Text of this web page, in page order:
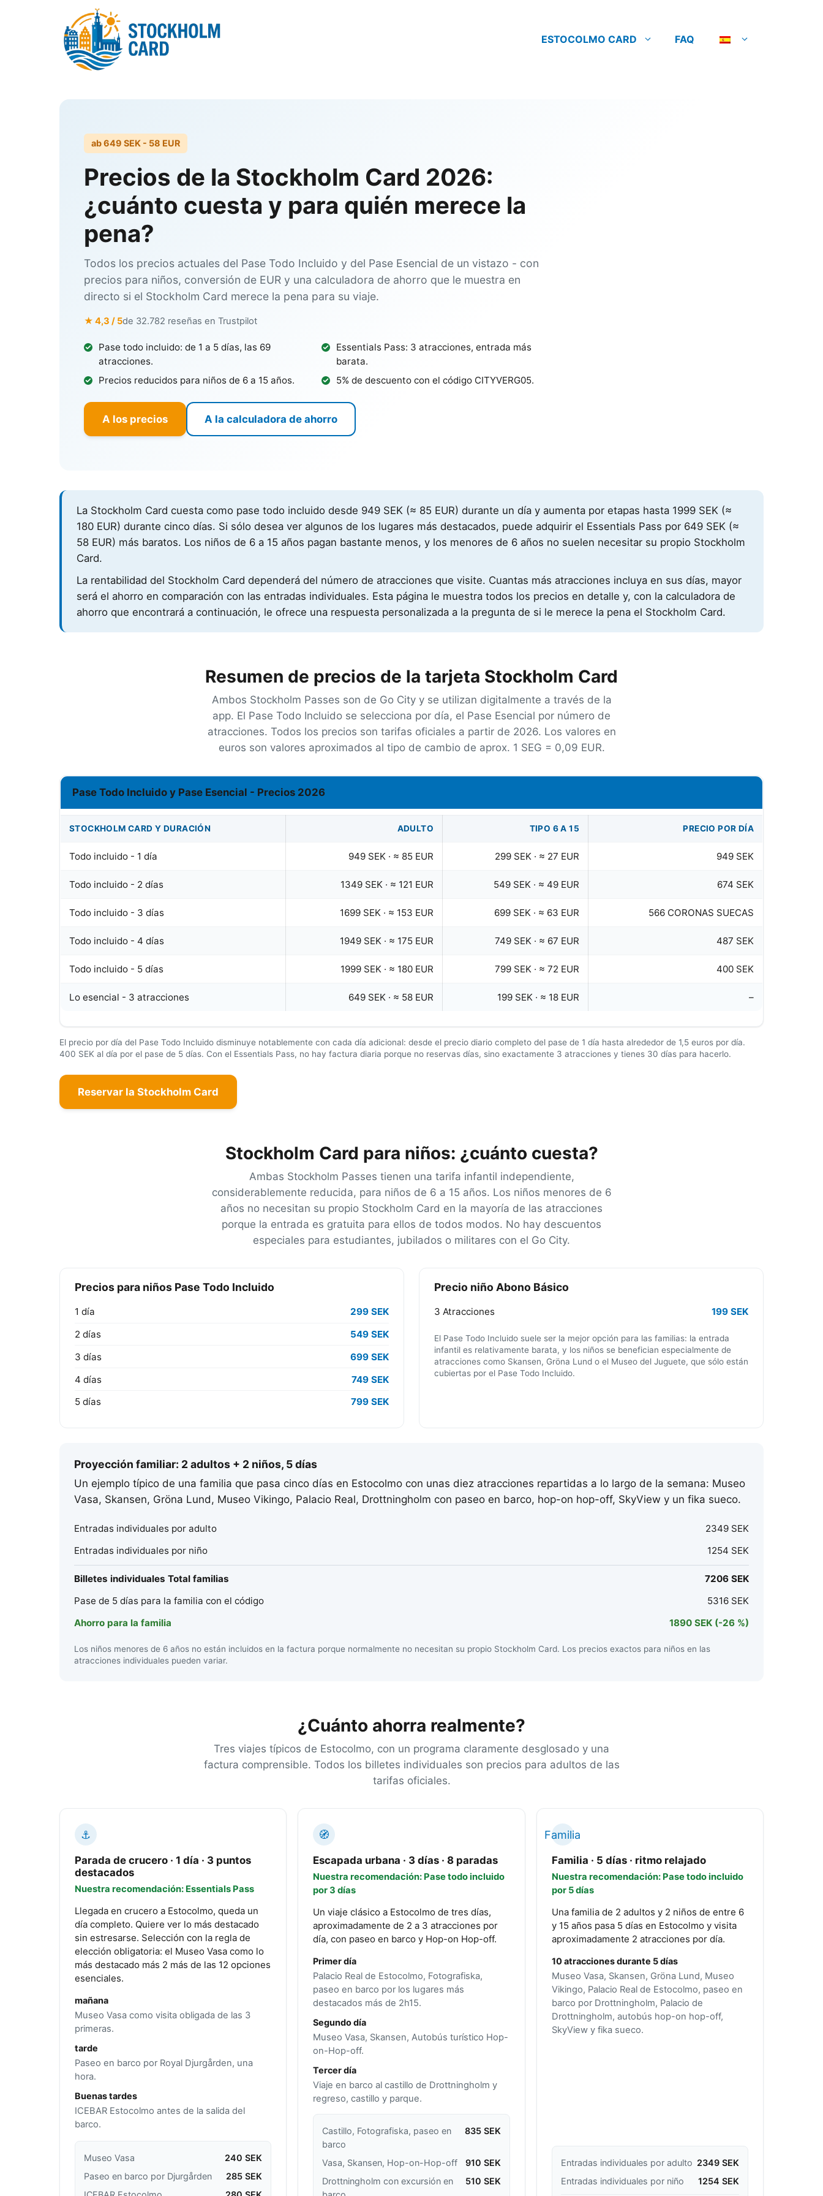
ESTOCOLMO CARD FAQ
ab649 SEK - 58 EUR
Precios de la Stockholm Card 2026:
¿cuánto cuesta y para quién merece la
pena?
Todos los precios actuales del Pase Todo Incluido y del Pase Esencial de un vistazo - con
precios para niños, conversión de EUR y una calculadora de ahorro que le muestra en
directo si el Stockholm Card merece la pena para su viaje.
★ 4,3 / 5de 32.782 reseñas en Trustpilot
Pase todo incluido: de 1 a 5 días, las 69
atracciones.
Essentials Pass: 3 atracciones, entrada más
barata.
Precios reducidos para niños de 6 a 15 años.
5% de descuento con el código CITYVERG05.
A los precios A la calculadora de ahorro
La Stockholm Card cuesta como pase todo incluido desde 949 SEK (≈ 85 EUR) durante un día y aumenta por etapas hasta 1999 SEK (≈
180 EUR) durante cinco días. Si sólo desea ver algunos de los lugares más destacados, puede adquirir el Essentials Pass por 649 SEK (≈
58 EUR) más baratos. Los niños de 6 a 15 años pagan bastante menos, y los menores de 6 años no suelen necesitar su propio Stockholm
Card.
La rentabilidad del Stockholm Card dependerá del número de atracciones que visite. Cuantas más atracciones incluya en sus días, mayor
será el ahorro en comparación con las entradas individuales. Esta página le muestra todos los precios en detalle y, con la calculadora de
ahorro que encontrará a continuación, le ofrece una respuesta personalizada a la pregunta de si le merece la pena el Stockholm Card.
Resumen de precios de la tarjeta Stockholm Card
Ambos Stockholm Passes son de Go City y se utilizan digitalmente a través de la
app. El Pase Todo Incluido se selecciona por día, el Pase Esencial por número de
atracciones. Todos los precios son tarifas oficiales a partir de 2026. Los valores en
euros son valores aproximados al tipo de cambio de aprox. 1 SEG = 0,09 EUR.
Pase Todo Incluido y Pase Esencial - Precios 2026
STOCKHOLM CARD Y DURACIÓN ADULTO TIPO 6 A 15 PRECIO POR DÍA
Todo incluido - 1 día 949 SEK · ≈ 85 EUR 299 SEK · ≈ 27 EUR 949 SEK
Todo incluido - 2 días 1349 SEK · ≈ 121 EUR 549 SEK · ≈ 49 EUR 674 SEK
Todo incluido - 3 días 1699 SEK · ≈ 153 EUR 699 SEK · ≈ 63 EUR 566 CORONAS SUECAS
Todo incluido - 4 días 1949 SEK · ≈ 175 EUR 749 SEK · ≈ 67 EUR 487 SEK
Todo incluido - 5 días 1999 SEK · ≈ 180 EUR 799 SEK · ≈ 72 EUR 400 SEK
Lo esencial - 3 atracciones 649 SEK · ≈ 58 EUR 199 SEK · ≈ 18 EUR –
El precio por día del Pase Todo Incluido disminuye notablemente con cada día adicional: desde el precio diario completo del pase de 1 día hasta alrededor de 1,5 euros por día.
400 SEK al día por el pase de 5 días. Con el Essentials Pass, no hay factura diaria porque no reservas días, sino exactamente 3 atracciones y tienes 30 días para hacerlo.
Reservar la Stockholm Card
Stockholm Card para niños: ¿cuánto cuesta?
Ambas Stockholm Passes tienen una tarifa infantil independiente,
considerablemente reducida, para niños de 6 a 15 años. Los niños menores de 6
años no necesitan su propio Stockholm Card en la mayoría de las atracciones
porque la entrada es gratuita para ellos de todos modos. No hay descuentos
especiales para estudiantes, jubilados o militares con el Go City.
Precios para niños Pase Todo Incluido
1 día
299 SEK
2 días
549 SEK
3 días
699 SEK
4 días
749 SEK
5 días
799 SEK
Precio niño Abono Básico
3 Atracciones 199 SEK
El Pase Todo Incluido suele ser la mejor opción para las familias: la entrada
infantil es relativamente barata, y los niños se benefician especialmente de
atracciones como Skansen, Gröna Lund o el Museo del Juguete, que sólo están
cubiertas por el Pase Todo Incluido.
Proyección familiar: 2 adultos + 2 niños, 5 días
Un ejemplo típico de una familia que pasa cinco días en Estocolmo con unas diez atracciones repartidas a lo largo de la semana: Museo
Vasa, Skansen, Gröna Lund, Museo Vikingo, Palacio Real, Drottningholm con paseo en barco, hop-on hop-off, SkyView y un fika sueco.
Entradas individuales por adulto
2349 SEK
Entradas individuales por niño
1254 SEK
Billetes individuales Total familias
7206 SEK
Pase de 5 días para la familia con el código
5316 SEK
Ahorro para la familia
1890 SEK (-26 %)
Los niños menores de 6 años no están incluidos en la factura porque normalmente no necesitan su propio Stockholm Card. Los precios exactos para niños en las
atracciones individuales pueden variar.
¿Cuánto ahorra realmente?
Tres viajes típicos de Estocolmo, con un programa claramente desglosado y una
factura comprensible. Todos los billetes individuales son precios para adultos de las
tarifas oficiales.
⚓
Parada de crucero · 1 día · 3 puntos
destacados
Nuestra recomendación: Essentials Pass
Llegada en crucero a Estocolmo, queda un
día completo. Quiere ver lo más destacado
sin estresarse. Selección con la regla de
elección obligatoria: el Museo Vasa como lo
más destacado más 2 más de las 12 opciones
esenciales.
mañana
Museo Vasa como visita obligada de las 3
primeras.
tarde
Paseo en barco por Royal Djurgården, una
hora.
Buenas tardes
ICEBAR Estocolmo antes de la salida del
barco.
Museo Vasa
240 SEK
Paseo en barco por Djurgården
285 SEK
🧭
Escapada urbana · 3 días · 8 paradas
Nuestra recomendación: Pase todo incluido
por 3 días
Un viaje clásico a Estocolmo de tres días,
aproximadamente de 2 a 3 atracciones por
día, con paseo en barco y Hop-on Hop-off.
Primer día
Palacio Real de Estocolmo, Fotografiska,
paseo en barco por los lugares más
destacados más de 2h15.
Segundo día
Museo Vasa, Skansen, Autobús turístico Hop-
on-Hop-off.
Tercer día
Viaje en barco al castillo de Drottningholm y
regreso, castillo y parque.
Castillo, Fotografiska, paseo en
barco
835 SEK
Vasa, Skansen, Hop-on-Hop-off
910 SEK
Drottningholm con excursión en
510 SEK
Familia
Familia · 5 días · ritmo relajado
Nuestra recomendación: Pase todo incluido
por 5 días
Una familia de 2 adultos y 2 niños de entre 6
y 15 años pasa 5 días en Estocolmo y visita
aproximadamente 2 atracciones por día.
10 atracciones durante 5 días
Museo Vasa, Skansen, Gröna Lund, Museo
Vikingo, Palacio Real de Estocolmo, paseo en
barco por Drottningholm, Palacio de
Drottningholm, autobús hop-on hop-off,
SkyView y fika sueco.
Entradas individuales por adulto 2349 SEK
Entradas individuales por niño
1254 SEK